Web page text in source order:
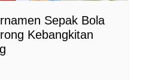
Sepak Bola
Kebangkitan